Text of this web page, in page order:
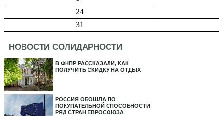
24
31
НОВОСТИ СОЛИДАРНОСТИ
В ФНПР РАССКАЗАЛИ, КАК
ПОЛУЧИТЬ СКИДКУ НА ОТДЫХ
РОССИЯ ОБОШЛА ПО
ПОКУПАТЕЛЬНОЙ СПОСОБНОСТИ
РЯД СТРАН ЕВРОСОЮЗА